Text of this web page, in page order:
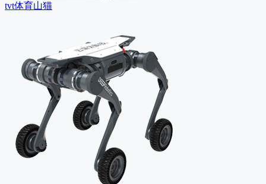
tvt体育山猫